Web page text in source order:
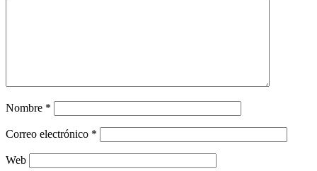
Nombre *
Correo electrónico *
Web